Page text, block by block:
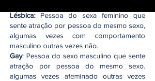
Lésbica: Pessoa do sexa feminino que
sente atração por pessoa do mesmo sexo,
algumas vezes com comportamento
masculino outras vezes não.
Gay: Pessoa do sexo masculino que sente
atração por pessoa do mesmo sexo.
algumas vezes afeminado outras vezes